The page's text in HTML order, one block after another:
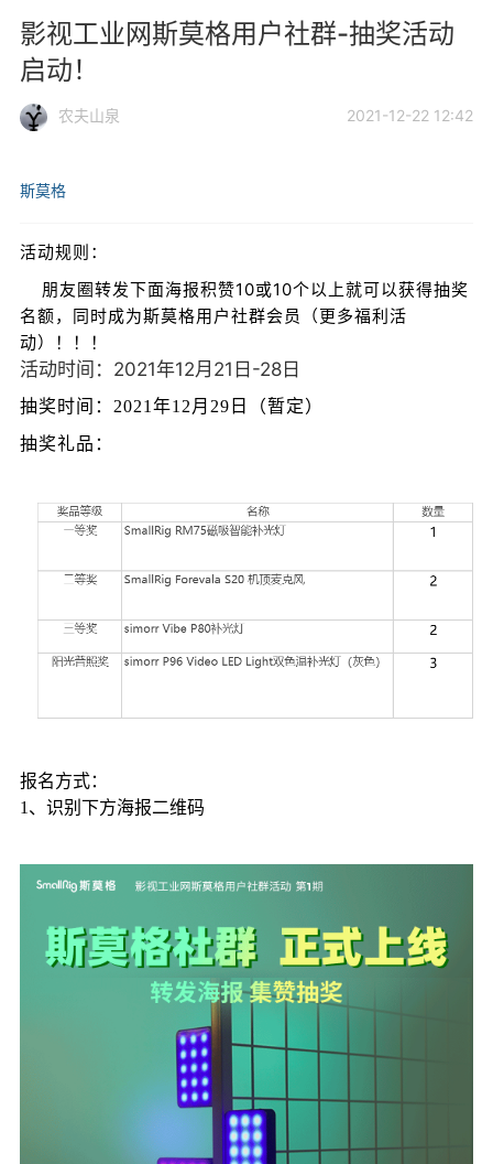
影视工业网斯莫格用户社群-抽奖活动
启动！
农夫山泉 2021-12-22 12:42
斯莫格
活动规则：
朋友圈转发下面海报积赞10或10个以上就可以获得抽奖
名额，同时成为斯莫格用户社群会员（更多福利活
动）！！！
活动时间：2021年12月21日-28日
抽奖时间：2021年12月29日（暂定）
抽奖礼品：
报名方式：
1、识别下方海报二维码